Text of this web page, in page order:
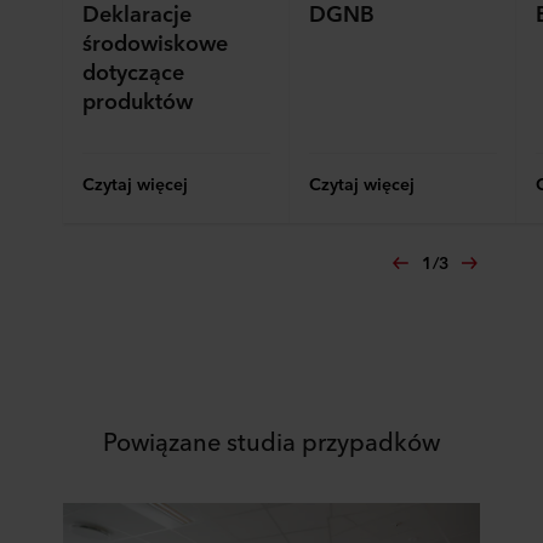
zaś na temat przetwarzania przez nas danych
osobowych wPolityce prywatności
między innymi, która konkretnie spółka ROCKWOOL jest
administratorem Twoim danych osobowych.
Deklaracje
środowiskowe
dotyczące
produktów
Czytaj więcej
DGNB
Czytaj więcej
1/3
Powiązane studia przypadków